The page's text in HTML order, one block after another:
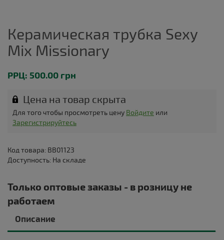
Керамическая трубка Sexy
Mix Missionary
РРЦ: 500.00 грн
Цена на товар скрыта
Для того чтобы просмотреть цену Войдите или
Зарегистрируйтесь
Код товара: BB01123
Доступность: На складе
Только оптовые заказы - в розницу не
работаем
Описание